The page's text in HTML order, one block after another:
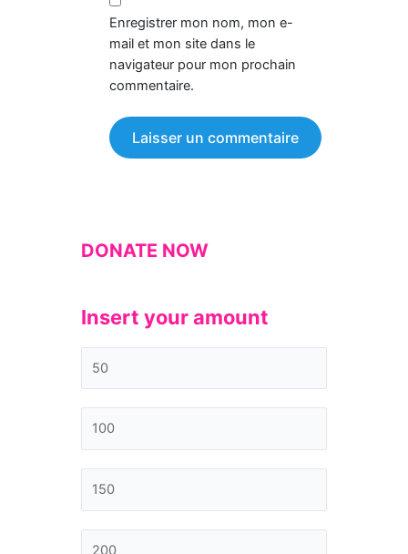
Enregistrer mon nom, mon e-
mail et mon site dans le
navigateur pour mon prochain
commentaire.
DONATE NOW
Insert your amount